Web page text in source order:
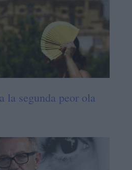
la segunda peor ola